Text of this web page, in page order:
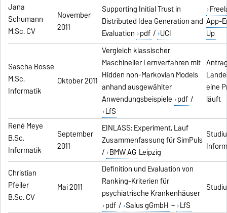
Jana
Schumann
M.Sc. CV
November
2011
Supporting Initial Trust in
Distributed Idea Generation and
Evaluation pdf / UCI
App-
Up
Sascha Bosse
M.Sc.
Informatik
Oktober 2011
Vergleich klassischer
Maschineller Lernverfahren mit
Hidden non-Markovian Models
anhand ausgewählter
Anwendungsbeispiele pdf /
LfS
eine
läuft
René Meye
B.Sc.
Informatik
September
2011
EINLASS: Experiment, Lauf
Zusammenfassung für SimPuls
/ BMW AG Leipzig
Christian
Pfeiler
B.Sc. CV
Mai 2011
Definition und Evaluation von
Ranking-Kriterien für
psychiatrische Krankenhäuser
pdf / Salus gGmbH + LfS